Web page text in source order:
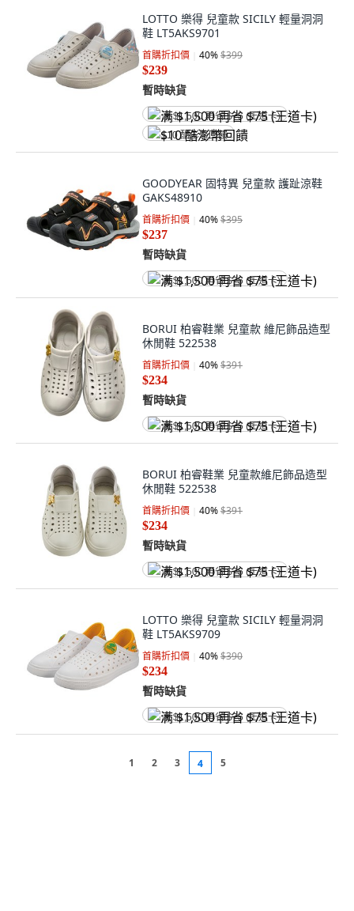
LOTTO 樂得 兒童款 SICILY 輕量洞洞
鞋 LT5AKS9701
首購折扣價 40%$399
$239
暫時缺貨
满 $1,500 再省 $75 (王道卡)
$10 酷澎幣回饋
GOODYEAR 固特異 兒童款 護趾涼鞋
GAKS48910
首購折扣價 40%$395
$237
暫時缺貨
满 $1,500 再省 $75 (王道卡)
BORUI 柏睿鞋業 兒童款 維尼飾品造型
休閒鞋 522538
首購折扣價 40%$391
$234
暫時缺貨
满 $1,500 再省 $75 (王道卡)
BORUI 柏睿鞋業 兒童款維尼飾品造型
休閒鞋 522538
首購折扣價 40%$391
$234
暫時缺貨
满 $1,500 再省 $75 (王道卡)
LOTTO 樂得 兒童款 SICILY 輕量洞洞
鞋 LT5AKS9709
首購折扣價 40%$390
$234
暫時缺貨
满 $1,500 再省 $75 (王道卡)
1 2 3 4 5